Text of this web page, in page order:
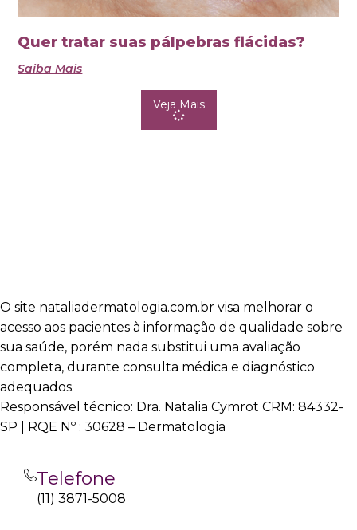
Quer tratar suas pálpebras flácidas?
Saiba Mais
Veja Mais
O site nataliadermatologia.com.br visa melhorar o
acesso aos pacientes à informação de qualidade sobre
sua saúde, porém nada substitui uma avaliação
completa, durante consulta médica e diagnóstico
adequados.
Responsável técnico: Dra. Natalia Cymrot CRM: 84332-
SP | RQE Nº : 30628 – Dermatologia
Telefone
(11) 3871-5008